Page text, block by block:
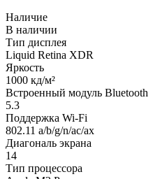
Наличие
В наличии
Тип дисплея
Liquid Retina XDR
Яркость
1000 кд/м²
Встроенный модуль Bluetooth
5.3
Поддержка Wi-Fi
802.11 a/b/g/n/ac/ax
Диагональ экрана
14
Тип процессора